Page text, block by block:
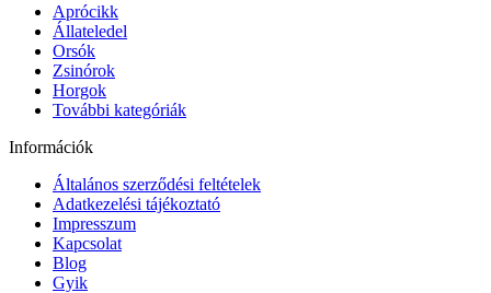
Aprócikk
Állateledel
Orsók
Zsinórok
Horgok
További kategóriák
Információk
Általános szerződési feltételek
Adatkezelési tájékoztató
Impresszum
Kapcsolat
Blog
Gyik